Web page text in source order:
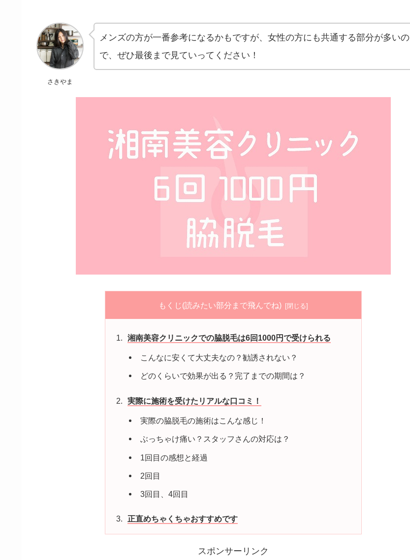
さきやま
メンズの方が一番参考になるかもですが、女性の方にも共通する部分が多いの
で、ぜひ最後まで見ていってください！
もくじ(読みたい部分まで飛んでね)
湘南美容クリニックでの脇脱毛は6回1000円で受けられる
こんなに安くて大丈夫なの？勧誘されない？
どのくらいで効果が出る？完了までの期間は？
実際に施術を受けたリアルな口コミ！
実際の脇脱毛の施術はこんな感じ！
ぶっちゃけ痛い？スタッフさんの対応は？
1回目の感想と経過
2回目
3回目、4回目
正直めちゃくちゃおすすめです
スポンサーリンク